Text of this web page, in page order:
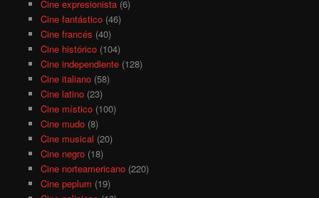
Cine expresionista(6)
Cine fantástico(46)
Cine francés (40)
Cine histórico(104)
Cine independiente(128)
Cine italiano(58)
Cine latino(23)
Cine místico(100)
Cine mudo(8)
Cine musical (20)
Cine negro(18)
Cine norteamericano(220)
Cine peplum (19)